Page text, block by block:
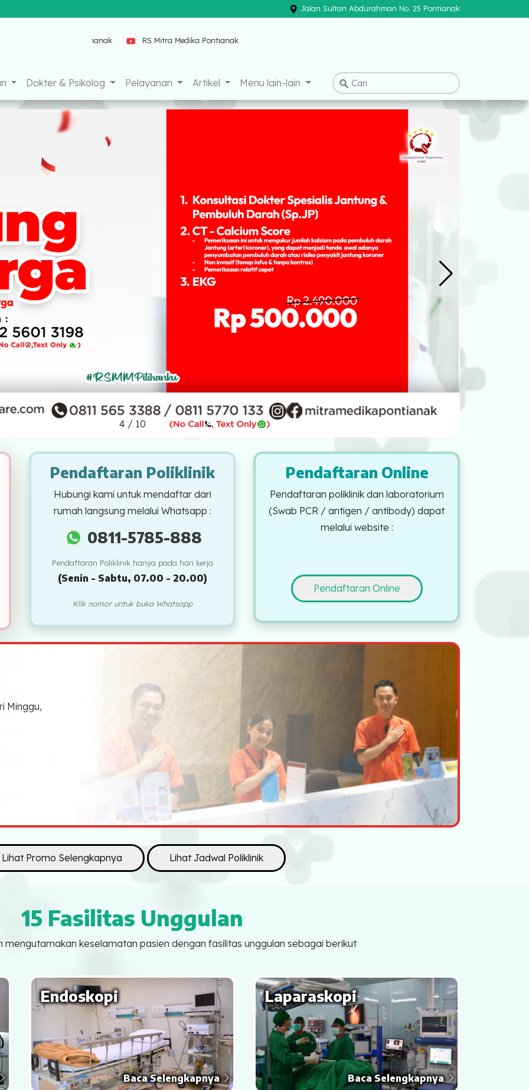
Jalan Sultan Abdurahman No. 25 Pontianak
RS Mitra Medika Pontianak
Dokter & Psikolog Pelayanan Artikel Menu lain-lain
4 / 10
Pendaftaran Poliklinik
Hubungi kami untuk mendaftar dari
rumah langsung melalui Whatsapp :
0811-5785-888
Pendaftaran Poliklinik hanya pada hari kerja
(Senin - Sabtu, 07.00 - 20.00)
Klik nomor untuk buka Whatsapp
Pendaftaran Online
Pendaftaran poliklinik dan laboratorium
(Swab PCR / antigen / antibody) dapat
melalui website :
Pendaftaran Online
Minggu,
Lihat Promo Selengkapnya Lihat Jadwal Poliklinik
15 Fasilitas Unggulan
mengutamakan keselamatan pasien dengan fasilitas unggulan sebagai berikut
Endoskopi
Baca Selengkapnya
Laparaskopi
Baca Selengkapnya